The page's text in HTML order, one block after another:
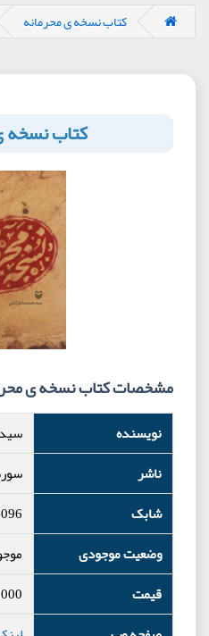
کتاب نسخه ی محرمانه
کتاب نسخه
مشخصات کتاب نسخه ی
نویسنده
ناشر
شابک
وضعیت موجودی
قیمت